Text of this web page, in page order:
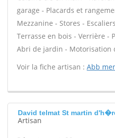
garage - Placards et
Mezzanine - Stores -
Terrasse en bois - Verrière -
Abri de jardin - Motorisation
Voir la fiche artisan : Abb
David telmat St martin
Artisan